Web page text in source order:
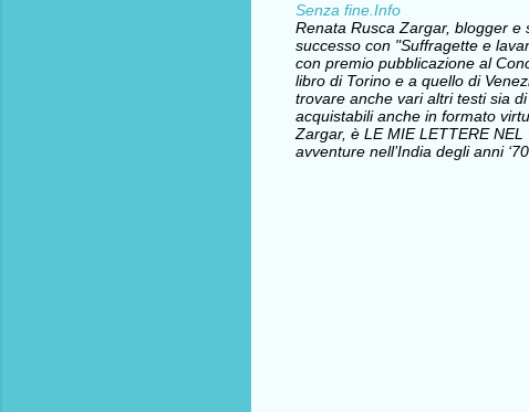
Senza fine.Info
Renata Rusca Zargar, blogger
successo con "Suffragette e
con premio pubblicazione al
libro di Torino e a quello di
trovare anche vari altri testi sia
acquistabili anche in formato
Zargar, è LE MIE LETTERE
avventure nell’India degli anni